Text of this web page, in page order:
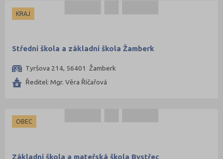
KRAJ
Střední škola a základní škola Žamberk
Tyršova 214, 56401 Žamberk
Ředitel: Mgr. Věra Říčařová
OBEC
Základní škola a mateřská škola Bystřec